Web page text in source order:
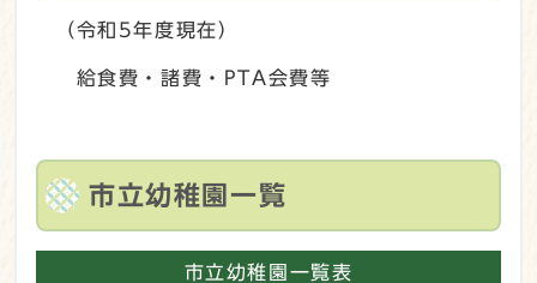
（令和5年度現在）
給食費・諸費・PTA会費等
市立幼稚園一覧
市立幼稚園一覧表